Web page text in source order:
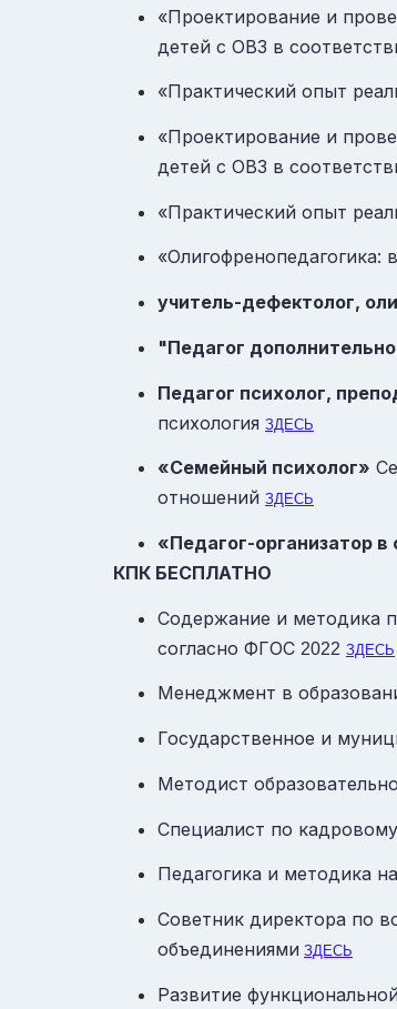
«Проектирование и
детей с ОВЗ в
«Практический опыт
«Проектирование и
детей с ОВЗ в
«Практический опыт
«Олигофренопедагогика:
учитель-дефектолог,
"Педагог
Педагог психолог,
психология ЗДЕСЬ
«Семейный психолог»
отношений ЗДЕСЬ
«Педагог-организатор в
КПК БЕСПЛАТНО
Содержание и методика
согласно ФГОС 2022 ЗДЕСЬ
Менеджмент в
Государственное и
Методист
Специалист по
Педагогика и методика
Советник директора по
объединениями ЗДЕСЬ
Развитие